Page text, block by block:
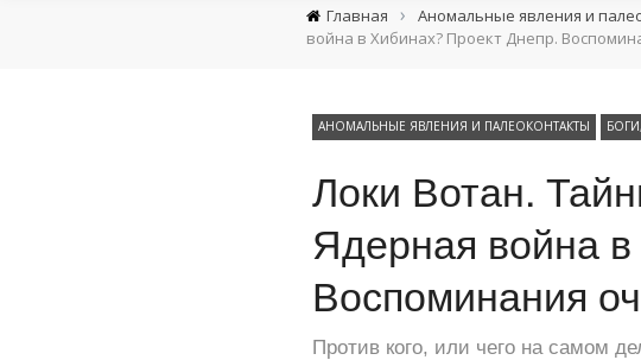
Главная › Аномальные явления и
война в Хибинах? Проект Днепр.
АНОМАЛЬНЫЕ ЯВЛЕНИЯ И ПАЛЕОКОНТАКТЫ
Локи Вотан.
Ядерная война
Воспоминания
Против кого, или чего на самом